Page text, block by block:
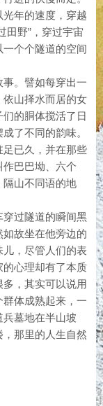
年的速度，穿越
田野”，穿过宇宙
个个隧道的空间
。譬如每穿出一
山择水而居的女
的胴体搅活了日
了不同的韵味。
已久，并在那些
巴巴坳、六个
山不同语的地
过隧道的瞬间黑
故坐在他旁边的
，尽管人们的表
心理却有了本质
，其实可以说用
体成熟起来，一
墓地在半山坡
，那里的人生自然